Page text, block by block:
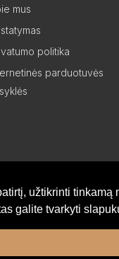
užtikrinti tinkamą
galite tvarkyti
mus
politika
parduotuvės